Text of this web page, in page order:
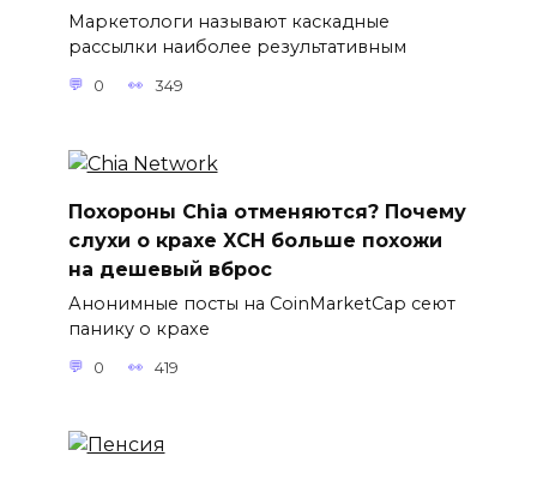
Маркетологи называют каскадные
рассылки наиболее результативным
0 349
Похороны Chia отменяются? Почему
слухи о крахе XCH больше похожи
на дешевый вброс
Анонимные посты на CoinMarketCap сеют
панику о крахе
0 419